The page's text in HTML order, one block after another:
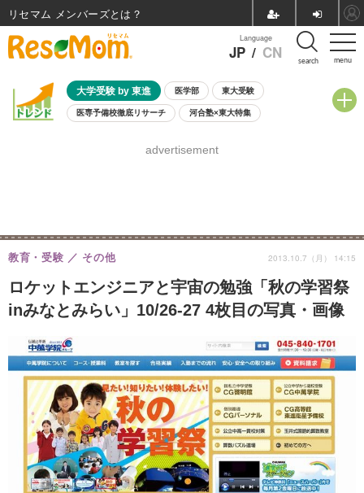
menu
Language
JP / CN search
大学受験 by 東進 医学部 東大受験
医専予備校徹底リサーチ 河合塾×東大特集
8月開催学校説明会・相談会
advertisement
ロケットエンジニアと宇宙の勉強「秋の学習祭
inみなとみらい」10/26-27 4枚目の写真・画像
教育・受験 その他 2013.10.7（月） 14:15
リセマム メンバーズ